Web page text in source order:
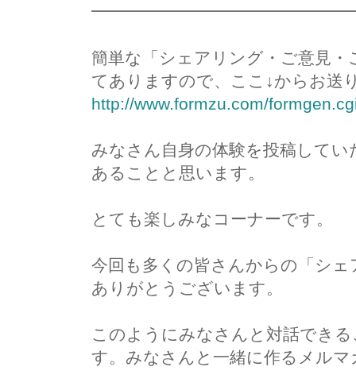
簡単な「シェアリング・ご意見
てありますので、ここ↓からお送
http://www.formzu.com/
みなさん自身の体験を投稿して
あることと思います。
とても楽しみなコーナーです。
今回も多くの皆さんからの「シ
ありがとうございます。
このようにみなさんと対話でき
す。みなさんと一緒に作るメル